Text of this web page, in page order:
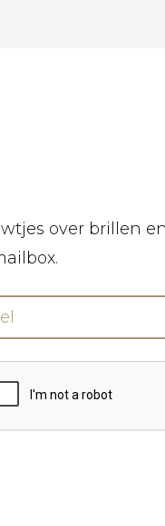
over brillen